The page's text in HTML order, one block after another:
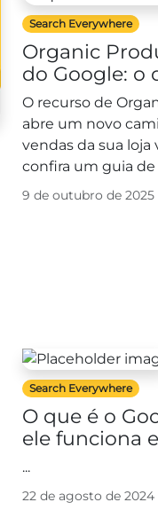
Search Everywhere
Organic
do Google: o
ranquear
O recurso de
abre um novo
vendas da sua loja
confira um guia de
9 de outubro de 2025
Search Everywhere
O que é o
ele funciona
...
22 de agosto de 2024